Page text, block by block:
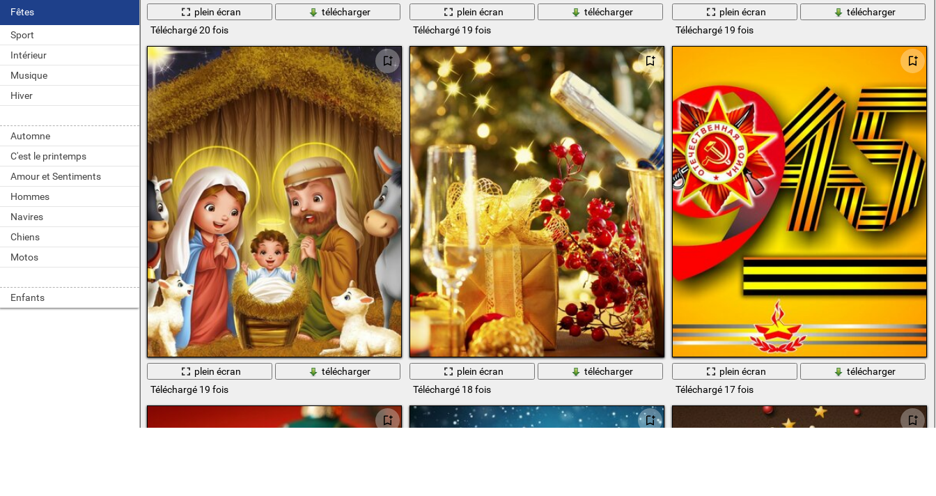
Fêtes
Sport
Intérieur
Musique
Hiver
Automne
C'est le printemps
Amour et Sentiments
Hommes
Navires
Chiens
Motos
Enfants
plein écran
télécharger
Téléchargé 20 fois
plein écran
télécharger
Téléchargé 19 fois
plein écran
télécharger
Téléchargé 19 fois
plein écran
télécharger
Téléchargé 19 fois
plein écran
télécharger
Téléchargé 18 fois
plein écran
télécharger
Téléchargé 17 fois